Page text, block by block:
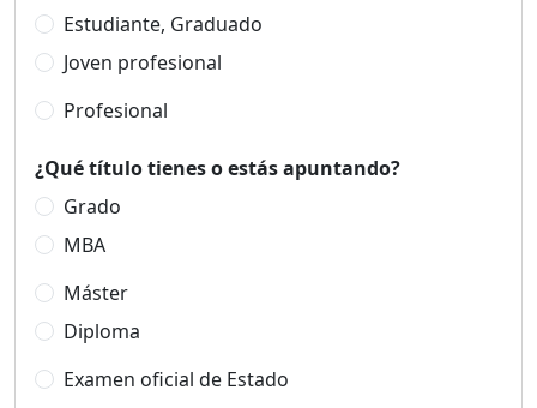
Estudiante, Graduado
Joven profesional
Profesional
¿Qué título tienes o estás apuntando?
Grado
MBA
Máster
Diploma
Examen oficial de Estado